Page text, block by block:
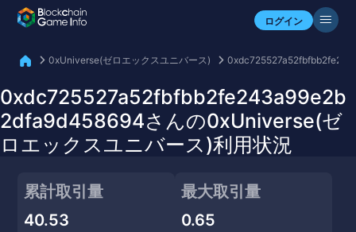
ログイン
自分のアセットを確認
0xUniverse(ゼロエックスユニバース)
0xdc725527a52fbfbb2fe243a99e2b
2dfa9d458694さんの0xUniverse(ゼ
ロエックスユニバース)利用状況
累計取引量
40.53
最大取引量
0.65